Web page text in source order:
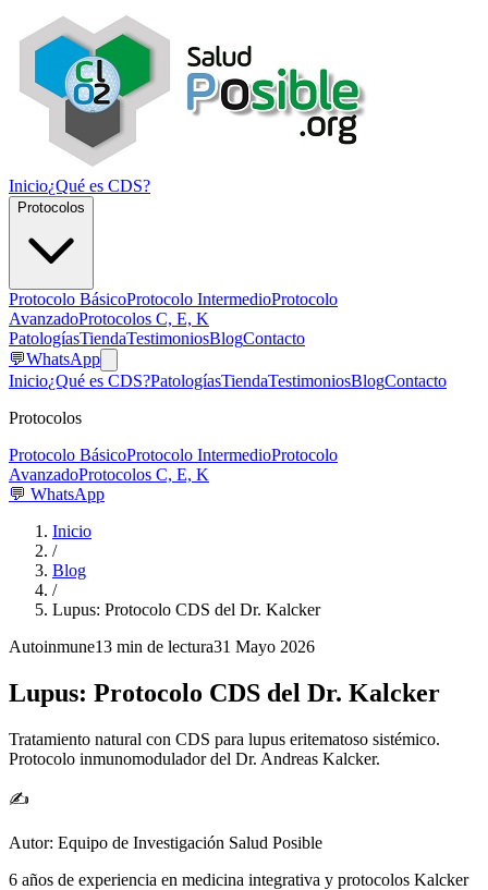
Inicio¿Qué es CDS?
Protocolos
Protocolo BásicoProtocolo IntermedioProtocolo
AvanzadoProtocolos C, E, K
PatologíasTiendaTestimoniosBlogContacto
💬WhatsApp
Inicio¿Qué es CDS?PatologíasTiendaTestimoniosBlogContacto
Protocolos
Protocolo BásicoProtocolo IntermedioProtocolo
AvanzadoProtocolos C, E, K
💬 WhatsApp
Inicio
/
Blog
/
Lupus: Protocolo CDS del Dr. Kalcker
Autoinmune13 min de lectura31 Mayo 2026
Lupus: Protocolo CDS del Dr. Kalcker
Tratamiento natural con CDS para lupus eritematoso sistémico.
Protocolo inmunomodulador del Dr. Andreas Kalcker.
✍️
Autor: Equipo de Investigación Salud Posible
6 años de experiencia en medicina integrativa y protocolos Kalcker